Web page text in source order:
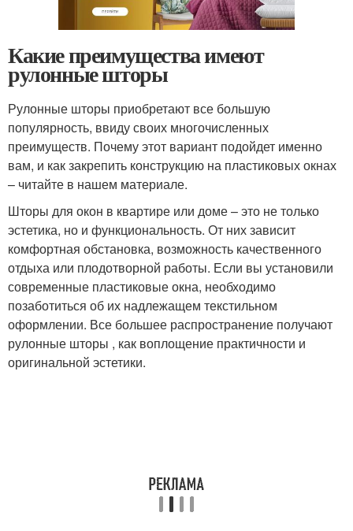
Какие преимущества имеют
рулонные шторы
Рулонные шторы приобретают все большую
популярность, ввиду своих многочисленных
преимуществ. Почему этот вариант подойдет именно
вам, и как закрепить конструкцию на пластиковых окнах
– читайте в нашем материале.
Шторы для окон в квартире или доме – это не только
эстетика, но и функциональность. От них зависит
комфортная обстановка, возможность качественного
отдыха или плодотворной работы. Если вы установили
современные пластиковые окна, необходимо
позаботиться об их надлежащем текстильном
оформлении. Все большее распространение получают
рулонные шторы , как воплощение практичности и
оригинальной эстетики.